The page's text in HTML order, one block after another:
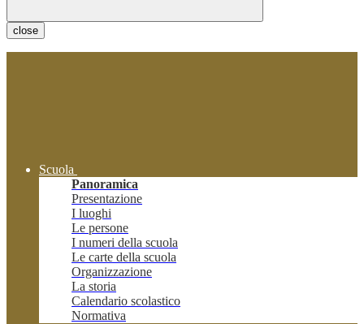
close
Scuola
Panoramica
Presentazione
I luoghi
Le persone
I numeri della scuola
Le carte della scuola
Organizzazione
La storia
Calendario scolastico
Normativa